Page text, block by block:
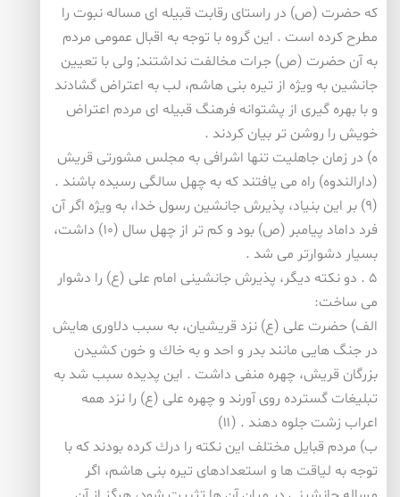
كه حضرت (ص) در راستای رقابت قبیله ای مساله نبوت را
مطرح كرده است . این گروه با توجه به اقبال عمومی مردم
به آن حضرت (ص) جرات مخالفت نداشتند; ولی با تعیین
جانشین به ویژه از تیره بنی هاشم، لب به اعتراض گشادند
و با بهره گیری از پشتوانه فرهنگ قبیله ای مردم اعتراض
خویش را روشن تر بیان كردند .
ه) در زمان جاهلیت تنها اشرافی به مجلس مشورتی قریش
(دارالندوه) راه می یافتند كه به چهل سالگی رسیده باشند .
(۹) بر این بنیاد، پذیرش جانشین رسول خدا، به ویژه اگر آن
فرد داماد پیامبر (ص) بود و كم تر از چهل سال (۱۰) داشت،
بسیار دشوارتر می شد .
۵ . دو نكته دیگر، پذیرش جانشینی امام علی (ع) را دشوار
می ساخت:
الف) حضرت علی (ع) نزد قریشیان، به سبب دلاوری هایش
در جنگ هایی مانند بدر و احد و به خاك و خون كشیدن
بزرگان قریش، چهره منفی داشت . این پدیده سبب شد به
تبلیغات گسترده روی آورند و چهره علی (ع) را نزد همه
اعراب زشت جلوه دهند . (۱۱)
ب) مردم قبایل مختلف این نكته را درك كرده بودند كه با
توجه به لیاقت ها و استعدادهای تیره بنی هاشم، اگر